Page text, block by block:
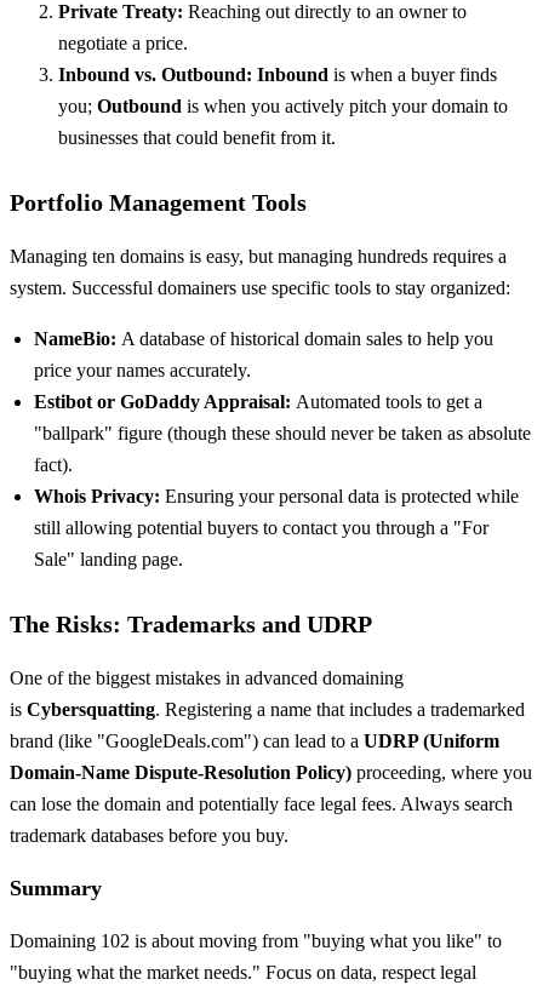
Private Treaty: Reaching out directly to an owner to
negotiate a price.
Inbound vs. Outbound: Inbound is when a buyer finds
you; Outbound is when you actively pitch your domain to
businesses that could benefit from it.
Portfolio Management Tools
Managing ten domains is easy, but managing hundreds requires a
system. Successful domainers use specific tools to stay organized:
NameBio: A database of historical domain sales to help you
price your names accurately.
Estibot or GoDaddy Appraisal: Automated tools to get a
"ballpark" figure (though these should never be taken as absolute
fact).
Whois Privacy: Ensuring your personal data is protected while
still allowing potential buyers to contact you through a "For
Sale" landing page.
The Risks: Trademarks and UDRP
One of the biggest mistakes in advanced domaining
is Cybersquatting. Registering a name that includes a trademarked
brand (like "GoogleDeals.com") can lead to a UDRP (Uniform
Domain-Name Dispute-Resolution Policy) proceeding, where you
can lose the domain and potentially face legal fees. Always search
trademark databases before you buy.
Summary
Domaining 102 is about moving from "buying what you like" to
"buying what the market needs." Focus on data, respect legal